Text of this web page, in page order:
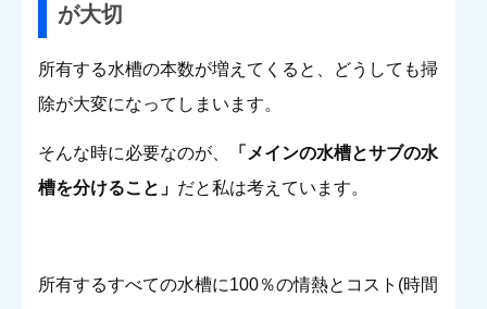
が大切
所有する水槽の本数が増えてくると、どうしても掃
除が大変になってしまいます。
そんな時に必要なのが、
「メインの水槽とサブの水
槽を分けること」 だと私は考えています。
所有するすべての水槽に100％の情熱とコスト(時間